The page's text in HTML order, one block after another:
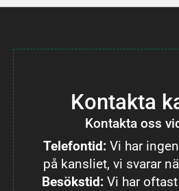
Kontakta
Kontakta oss
Telefontid: Vi har
på kansliet, vi svarar
Besökstid: Vi har